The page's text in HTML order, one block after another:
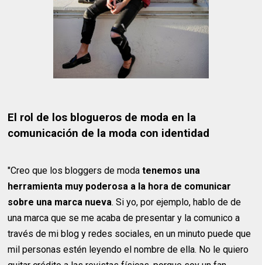
El rol de los blogueros de moda en la
comunicación de la moda con identidad
"Creo que los bloggers de moda tenemos una
herramienta muy poderosa a la hora de comunicar
sobre una marca nueva. Si yo, por ejemplo, hablo de de
una marca que se me acaba de presentar y la comunico a
través de mi blog y redes sociales, en un minuto puede que
mil personas estén leyendo el nombre de ella. No le quiero